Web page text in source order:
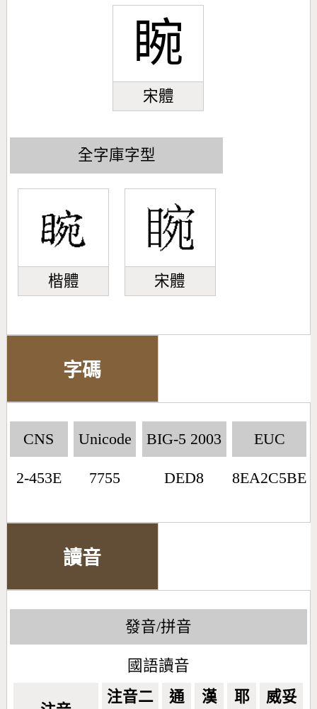
睕
宋體
全字庫字型
楷體 宋體
字碼
CNS
2-453E
Unicode
7755
BIG-5 2003
DED8
EUC
8EA2C5BE
讀音
發音/拼音
國語讀音
注音二 通 漢 耶 威妥